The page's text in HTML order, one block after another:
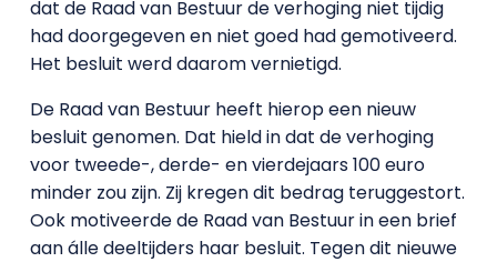
dat de Raad van Bestuur de verhoging niet tijdig
had doorgegeven en niet goed had gemotiveerd.
Het besluit werd daarom vernietigd.
De Raad van Bestuur heeft hierop een nieuw
besluit genomen. Dat hield in dat de verhoging
voor tweede-, derde- en vierdejaars 100 euro
minder zou zijn. Zij kregen dit bedrag teruggestort.
Ook motiveerde de Raad van Bestuur in een brief
aan álle deeltijders haar besluit. Tegen dit nieuwe